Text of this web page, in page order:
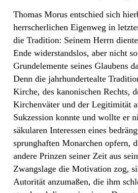
Thomas Morus entschied sich
herrscherlichen Eigenweg in
die Tradition: Seinem Herrn
Ende widerstandslos, aber nicht
Grundelemente seines Glaubens
Denn die jahrhundertealte
Kirche, des kanonischen Rechts,
Kirchenväter und der Legitimität
Sukzession konnte und wollte er
säkularen Interessen eines
sprunghaften Monarchen opfern,
andere Prinzen seiner Zeit aus
Zwangslage die Motivation zog,
Autorität anzumaßen, die ihm